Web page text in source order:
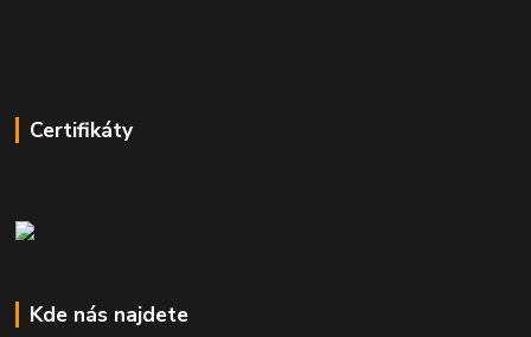
Certifikáty
Kde nás najdete